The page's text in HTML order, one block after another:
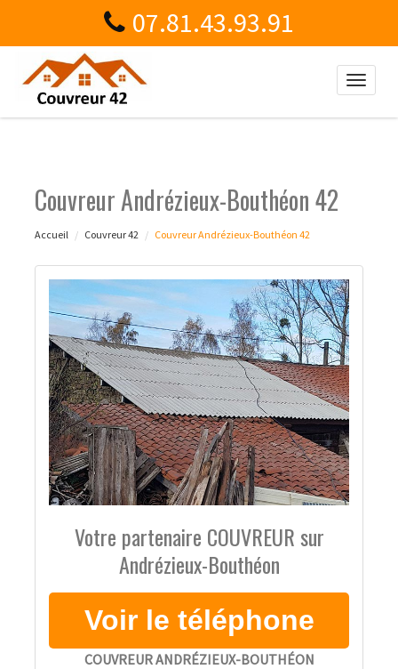
07.81.43.93.91
Toggle
Couvreur Andrézieux-Bouthéon 42
Accueil Couvreur 42 Couvreur Andrézieux-Bouthéon 42
Votre partenaire COUVREUR sur
Andrézieux-Bouthéon
COUVREUR ANDRÉZIEUX-BOUTHÉON